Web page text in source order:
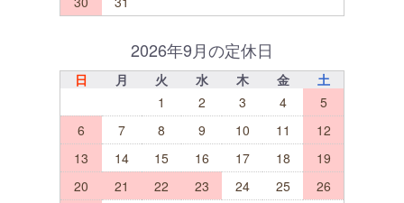
2026年9月の定休日
日 月 火 水 木 金
土
1
2 3 4
5
6
7 8 9 10 11
12
13
14 15 16 17 18
19
20
21 22 23 24 25
26